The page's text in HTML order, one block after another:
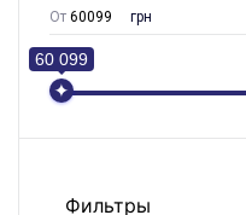
От грн
60 099
Фильтры